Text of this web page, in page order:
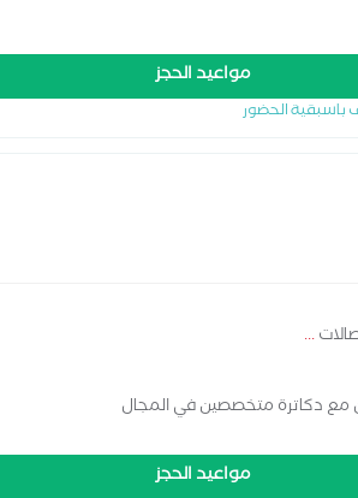
مواعيد الحجز
باسبقية الحضور
...
مع دكاترة متخصصين في المجال
مواعيد الحجز